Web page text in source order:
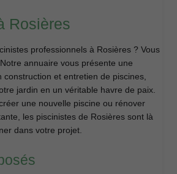
Rosières
professionnels à Rosières ? Vous
annuaire vous présente une
et entretien de piscines,
jardin en un véritable havre de paix.
une nouvelle piscine ou rénover
les piscinistes de Rosières sont là
dans votre projet.